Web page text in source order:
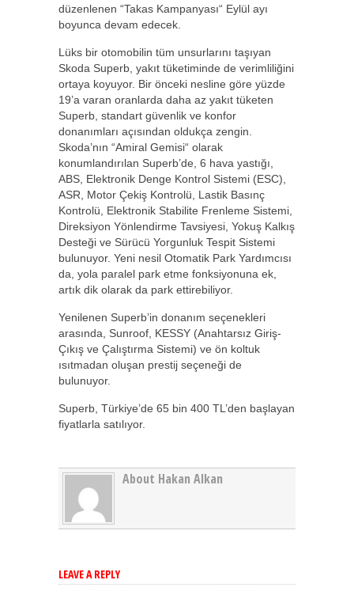
düzenlenen “Takas Kampanyası“ Eylül ayı
boyunca devam edecek.
Lüks bir otomobilin tüm unsurlarını taşıyan
Skoda Superb, yakıt tüketiminde de verimliliğini
ortaya koyuyor. Bir önceki nesline göre yüzde
19’a varan oranlarda daha az yakıt tüketen
Superb, standart güvenlik ve konfor
donanımları açısından oldukça zengin.
Skoda’nın “Amiral Gemisi“ olarak
konumlandırılan Superb’de, 6 hava yastığı,
ABS, Elektronik Denge Kontrol Sistemi (ESC),
ASR, Motor Çekiş Kontrolü, Lastik Basınç
Kontrolü, Elektronik Stabilite Frenleme Sistemi,
Direksiyon Yönlendirme Tavsiyesi, Yokuş Kalkış
Desteği ve Sürücü Yorgunluk Tespit Sistemi
bulunuyor. Yeni nesil Otomatik Park Yardımcısı
da, yola paralel park etme fonksiyonuna ek,
artık dik olarak da park ettirebiliyor.
Yenilenen Superb’in donanım seçenekleri
arasında, Sunroof, KESSY (Anahtarsız Giriş-
Çıkış ve Çalıştırma Sistemi) ve ön koltuk
ısıtmadan oluşan prestij seçeneği de
bulunuyor.
Superb, Türkiye’de 65 bin 400 TL’den başlayan
fiyatlarla satılıyor.
About Hakan Alkan
LEAVE A REPLY